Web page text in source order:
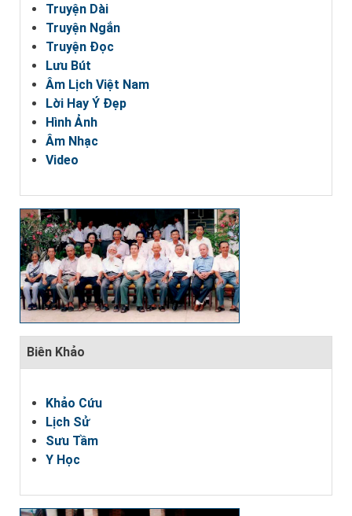
Truyện Dài
Truyện Ngắn
Truyện Đọc
Lưu Bút
Âm Lịch Việt Nam
Lời Hay Ý Đẹp
Hình Ảnh
Âm Nhạc
Video
Biên Khảo
Khảo Cứu
Lịch Sử
Sưu Tầm
Y Học